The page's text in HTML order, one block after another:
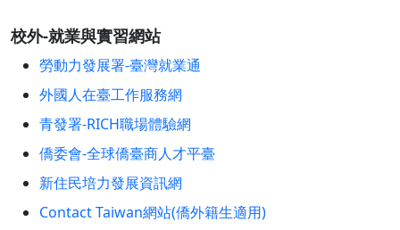
校外-就業與實習網站
勞動力發展署-臺灣就業通
外國人在臺工作服務網
青發署-RICH職場體驗網
僑委會-全球僑臺商人才平臺
新住民培力發展資訊網
Contact Taiwan網站(僑外籍生適用)